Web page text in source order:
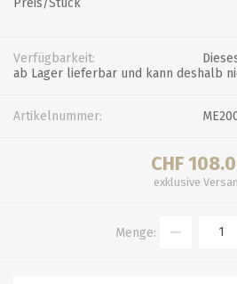
Verfügbarkeit:
ab Lager lieferbar und kann deshalb
Artikelnummer:
CHF
exklusive
Menge: